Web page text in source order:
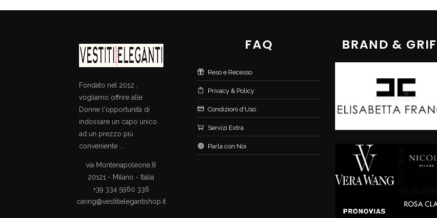
Fondato nel 2012 ,
vogliamo offrire alle
Donne l'opportunità di
indossare un capo unico
ad un prezzo più
conveniente ...
via Montenapoleone,8
20121 - Milano - Italia
+39 334 5960 336
caring@vestitielegantishop.it
FAQ
Reso e Recesso
Privacy & Policy
Condizioni d'Uso
Servizi Extra
Parla con Noi
BRAND &